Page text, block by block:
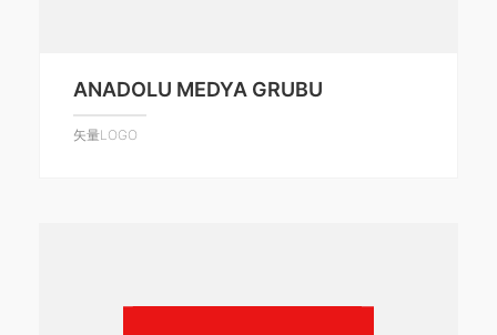
ANADOLU MEDYA GRUBU
矢量LOGO